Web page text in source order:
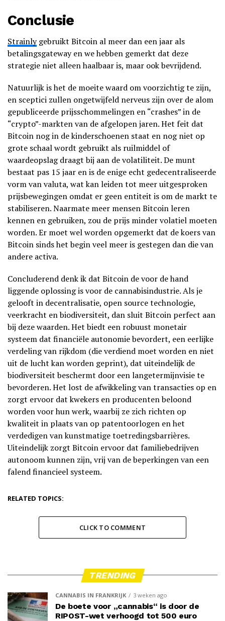
Conclusie
Strainlygebruikt Bitcoin al meer dan een jaar als
betalingsgateway en we hebben gemerkt dat deze
strategie niet alleen haalbaar is, maar ook bevrijdend.
Natuurlijk is het de moeite waard om voorzichtig te zijn,
en sceptici zullen ongetwijfeld nerveus zijn over de alom
gepubliceerde prijsschommelingen en “crashes” in de
“crypto”-markten van de afgelopen jaren. Het feit dat
Bitcoin nog in de kinderschoenen staat en nog niet op
grote schaal wordt gebruikt als ruilmiddel of
waardeopslag draagt bij aan de volatiliteit. De munt
bestaat pas 15 jaar en is de enige echt gedecentraliseerde
vorm van valuta, wat kan leiden tot meer uitgesproken
prijsbewegingen omdat er geen entiteit is om de markt te
stabiliseren. Naarmate meer mensen Bitcoin leren
kennen en gebruiken, zou de prijs minder volatiel moeten
worden. Er moet wel worden opgemerkt dat de koers van
Bitcoin sinds het begin veel meer is gestegen dan die van
andere activa.
Concluderend denk ik dat Bitcoin de voor de hand
liggende oplossing is voor de cannabisindustrie. Als je
gelooft in decentralisatie, open source technologie,
veerkracht en biodiversiteit, dan sluit Bitcoin perfect aan
bij deze waarden. Het biedt een robuust monetair
systeem dat financiële autonomie bevordert, een eerlijke
verdeling van rijkdom (die verdiend moet worden en niet
uit de lucht kan worden geprint), dat uiteindelijk de
biodiversiteit beschermt door een langetermijnvisie te
bevorderen. Het lost de afwikkeling van transacties op en
zorgt ervoor dat kwekers en producenten beloond
worden voor hun werk, waarbij ze zich richten op
kwaliteit in plaats van op patentoorlogen en het
verdedigen van kunstmatige toetredingsbarrières.
Uiteindelijk zorgt Bitcoin ervoor dat familiebedrijven
autonoom kunnen zijn, vrij van de beperkingen van een
falend financieel systeem.
RELATED TOPICS:
CLICK TO COMMENT
TRENDING
CANNABIS IN FRANKRIJK 3 weken ago
De boete voor „cannabis“ is door de
RIPOST-wet verhoogd tot 500 euro